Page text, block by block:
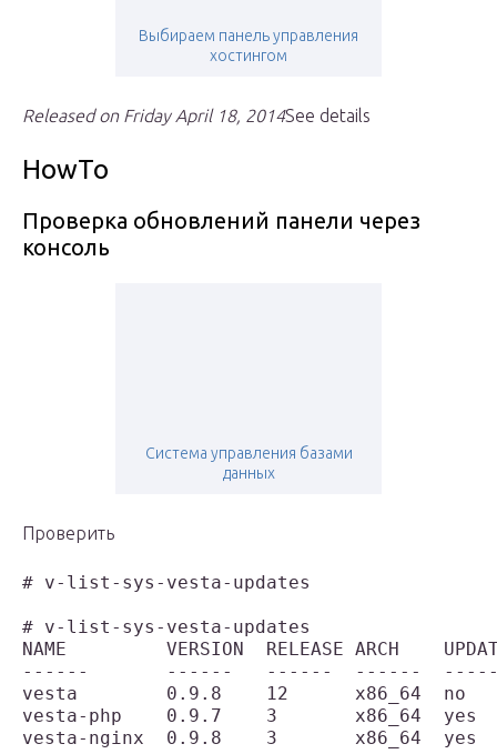
Выбираем панель управления
хостингом
Released on Friday April 18, 2014See details
HowTo
Проверка обновлений панели через
консоль
Система управления базами
данных
Проверить
# v-list-sys-vesta-updates
# v-list-sys-vesta-updates
NAME         VERSION  RELEASE ARCH
------       ------   ------  ------
vesta        0.9.8    12      x86_64  no
vesta-php    0.9.7    3       x86_64  yes
vesta-nginx  0.9.8    3       x86_64  yes